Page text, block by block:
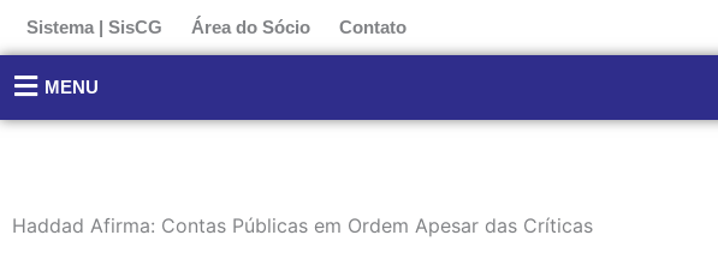
para
Sistema | SisCG Área do Sócio Contato
MENU
Haddad Afirma: Contas Públicas em Ordem Apesar das Críticas